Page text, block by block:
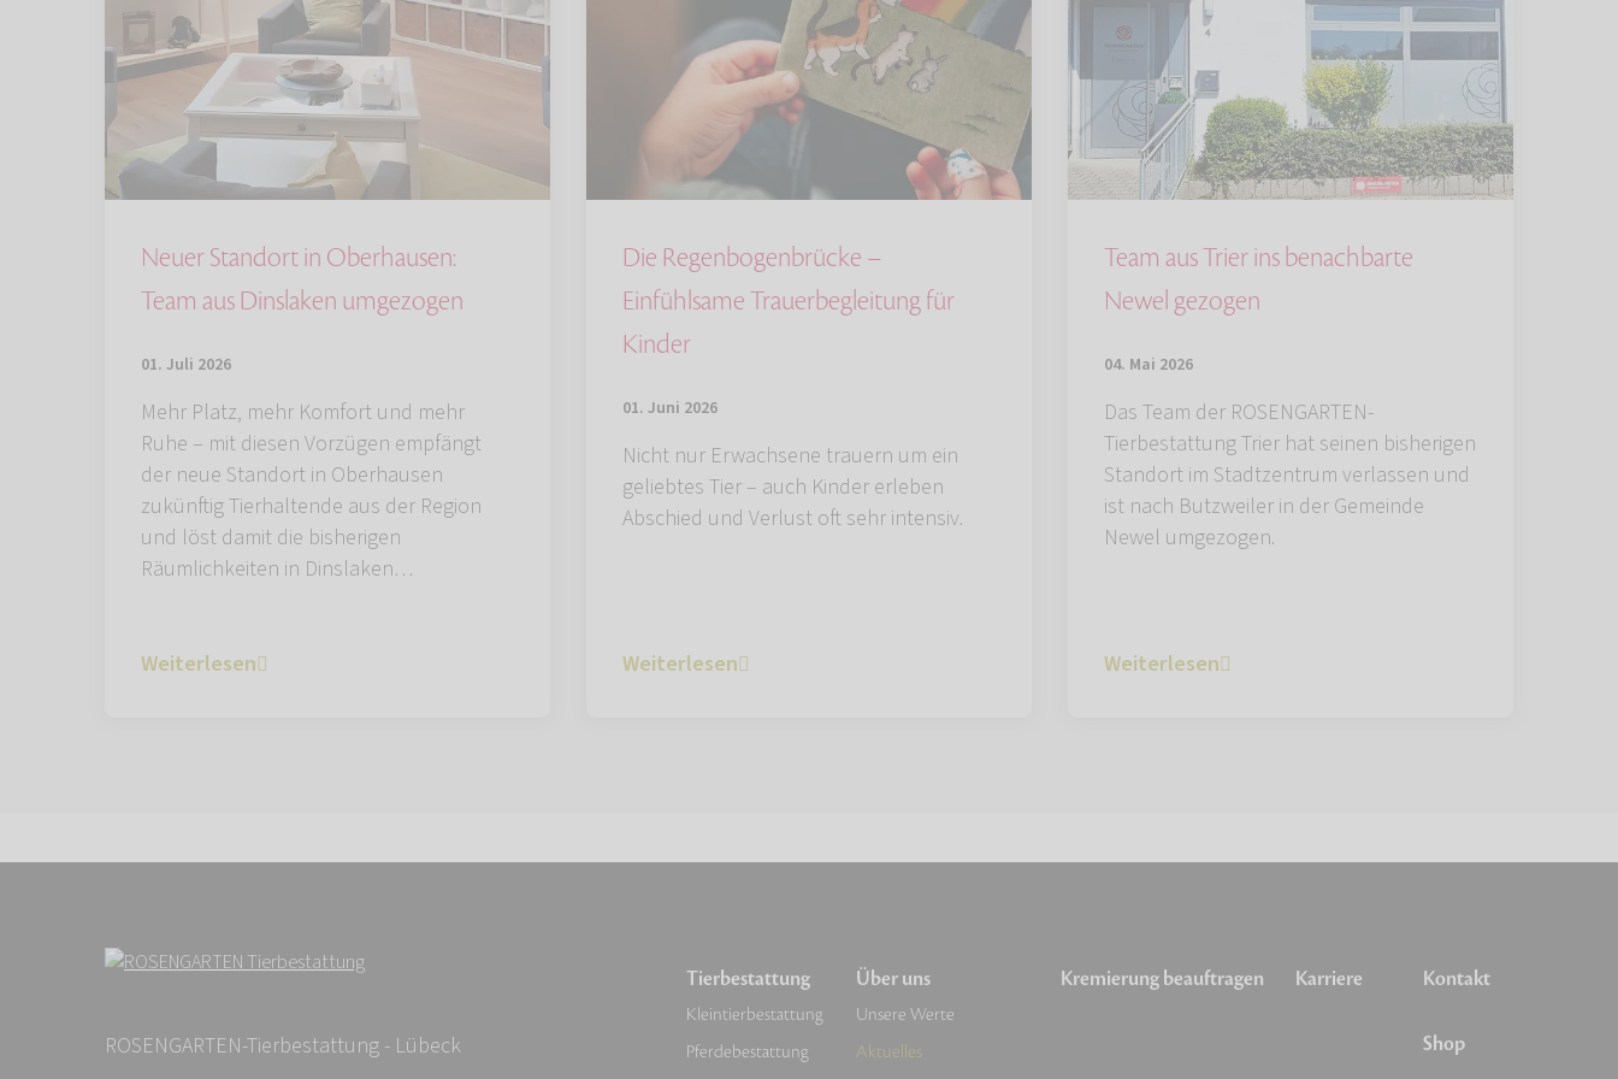
Neuer Standort in Oberhausen:
Team aus Dinslaken umgezogen
01. Juli 2026
Mehr Platz, mehr Komfort und mehr
Ruhe – mit diesen Vorzügen empfängt
der neue Standort in Oberhausen
zukünftig Tierhaltende aus der Region
und löst damit die bisherigen
Räumlichkeiten in Dinslaken…
Weiterlesen
Die Regenbogenbrücke –
Einfühlsame Trauerbegleitung für
Kinder
01. Juni 2026
Nicht nur Erwachsene trauern um ein
geliebtes Tier – auch Kinder erleben
Abschied und Verlust oft sehr intensiv.
Weiterlesen
Team aus Trier ins benachbarte
Newel gezogen
04. Mai 2026
Das Team der ROSENGARTEN-
Tierbestattung Trier hat seinen bisherigen
Standort im Stadtzentrum verlassen und
ist nach Butzweiler in der Gemeinde
Newel umgezogen.
Weiterlesen
ROSENGARTEN-Tierbestattung - Lübeck
Tierbestattung
Kleintierbestattung
Pferdebestattung
Über uns
Unsere Werte
Aktuelles
Kremierung beauftragen Karriere Kontakt
Shop